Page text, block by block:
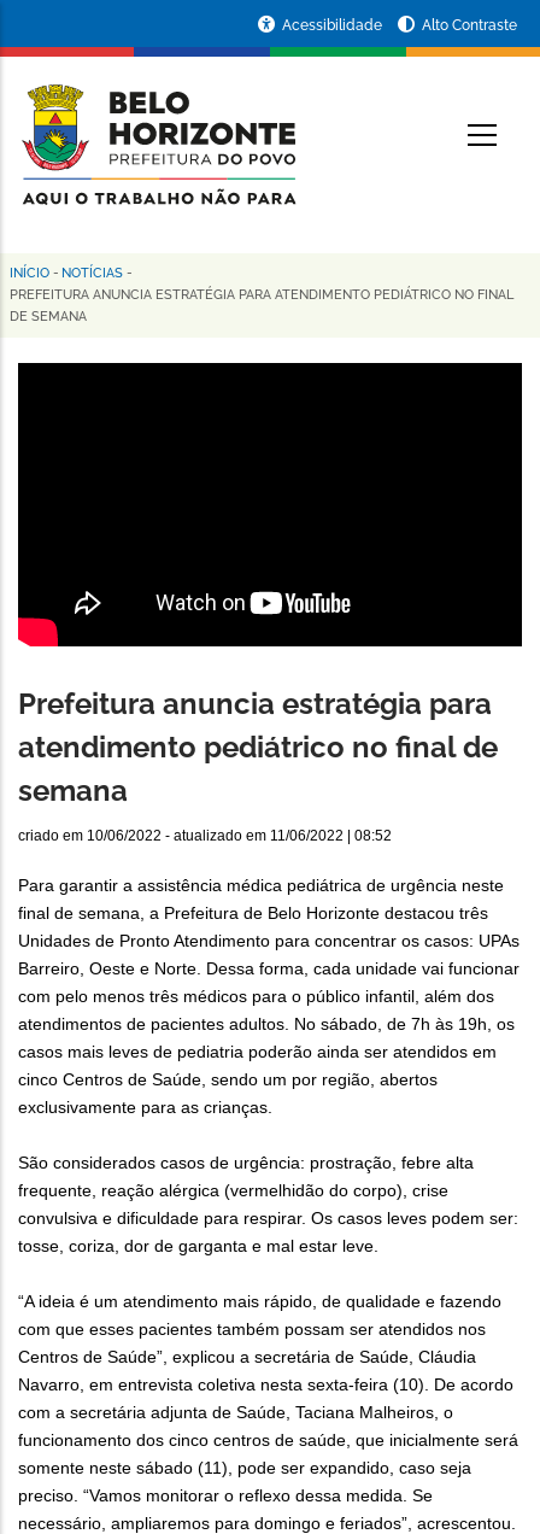
conteúdo
principal
da
Prefeitura
de
Horizonte
Acessibilidade Alto Contraste
Trilha
de
navegação
INÍCIO - NOTÍCIAS -
PREFEITURA ANUNCIA ESTRATÉGIA PARA ATENDIMENTO PEDIÁTRICO NO FINAL
DE SEMANA
Prefeitura anuncia estratégia para
atendimento pediátrico no final de
semana
criado em 10/06/2022 - atualizado em 11/06/2022 | 08:52
Para garantir a assistência médica pediátrica de urgência neste
final de semana, a Prefeitura de Belo Horizonte destacou três
Unidades de Pronto Atendimento para concentrar os casos: UPAs
Barreiro, Oeste e Norte. Dessa forma, cada unidade vai funcionar
com pelo menos três médicos para o público infantil, além dos
atendimentos de pacientes adultos. No sábado, de 7h às 19h, os
casos mais leves de pediatria poderão ainda ser atendidos em
cinco Centros de Saúde, sendo um por região, abertos
exclusivamente para as crianças.
São considerados casos de urgência: prostração, febre alta
frequente, reação alérgica (vermelhidão do corpo), crise
convulsiva e dificuldade para respirar. Os casos leves podem ser:
tosse, coriza, dor de garganta e mal estar leve.
“A ideia é um atendimento mais rápido, de qualidade e fazendo
com que esses pacientes também possam ser atendidos nos
Centros de Saúde”, explicou a secretária de Saúde, Cláudia
Navarro, em entrevista coletiva nesta sexta-feira (10). De acordo
com a secretária adjunta de Saúde, Taciana Malheiros, o
funcionamento dos cinco centros de saúde, que inicialmente será
somente neste sábado (11), pode ser expandido, caso seja
preciso. “Vamos monitorar o reflexo dessa medida. Se
necessário, ampliaremos para domingo e feriados”, acrescentou.